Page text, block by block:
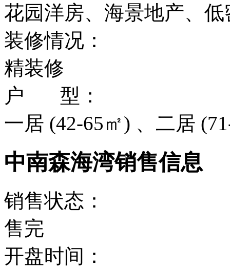
花园洋房、海景地产、低
装修情况：
精装修
户 型：
一居 (42-65㎡) 、二居
中南森海湾销售信息
销售状态：
售完
开盘时间：